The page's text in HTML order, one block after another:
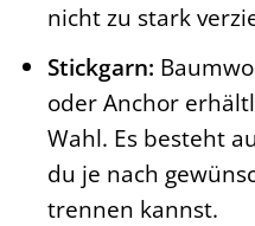
nicht zu stark
Stickgarn:
oder Anchor
Wahl. Es besteht
du je nach
trennen kannst.